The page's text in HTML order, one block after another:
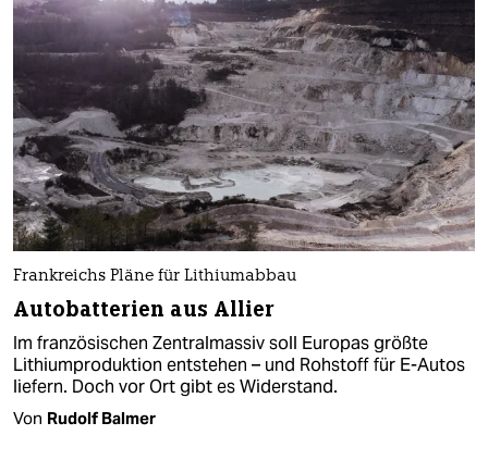
Frankreichs Pläne für Lithiumabbau
Autobatterien aus Allier
Im französischen Zentralmassiv soll Europas größte
Lithium­produktion entstehen – und Rohstoff für E-Autos
liefern. Doch vor Ort gibt es Widerstand.
Von Rudolf Balmer